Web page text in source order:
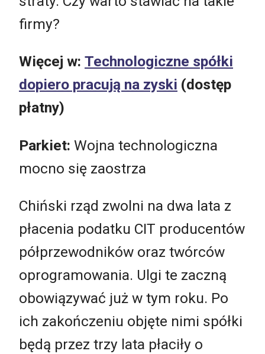
firmy?
Więcej w: Technologiczne spółki
dopiero pracują na zyski (dostęp
płatny)
Parkiet: Wojna technologiczna
mocno się zaostrza
Chiński rząd zwolni na dwa lata z
płacenia podatku CIT producentów
półprzewodników oraz twórców
oprogramowania. Ulgi te zaczną
obowiązywać już w tym roku. Po
ich zakończeniu objęte nimi spółki
będą przez trzy lata płaciły o